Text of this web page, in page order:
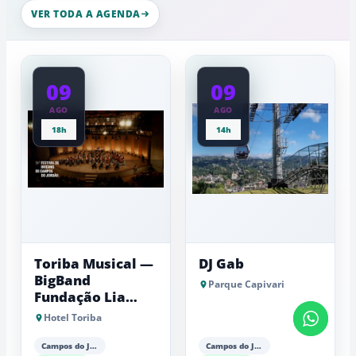
nesta
quinta-
feira
a
VER TODA A AGENDA
09
AGO
18h
Toriba Musical —
BigBand
Fundação Lia
Maria Aguiar
Hotel Toriba
Campos do Jordão
09
AGO
14h
DJ Gab
Parque Capivari
Campos do Jordão